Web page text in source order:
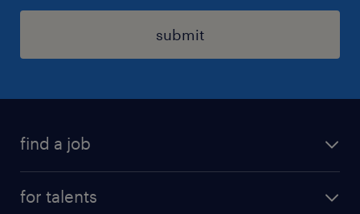
submit
find a job
for talents